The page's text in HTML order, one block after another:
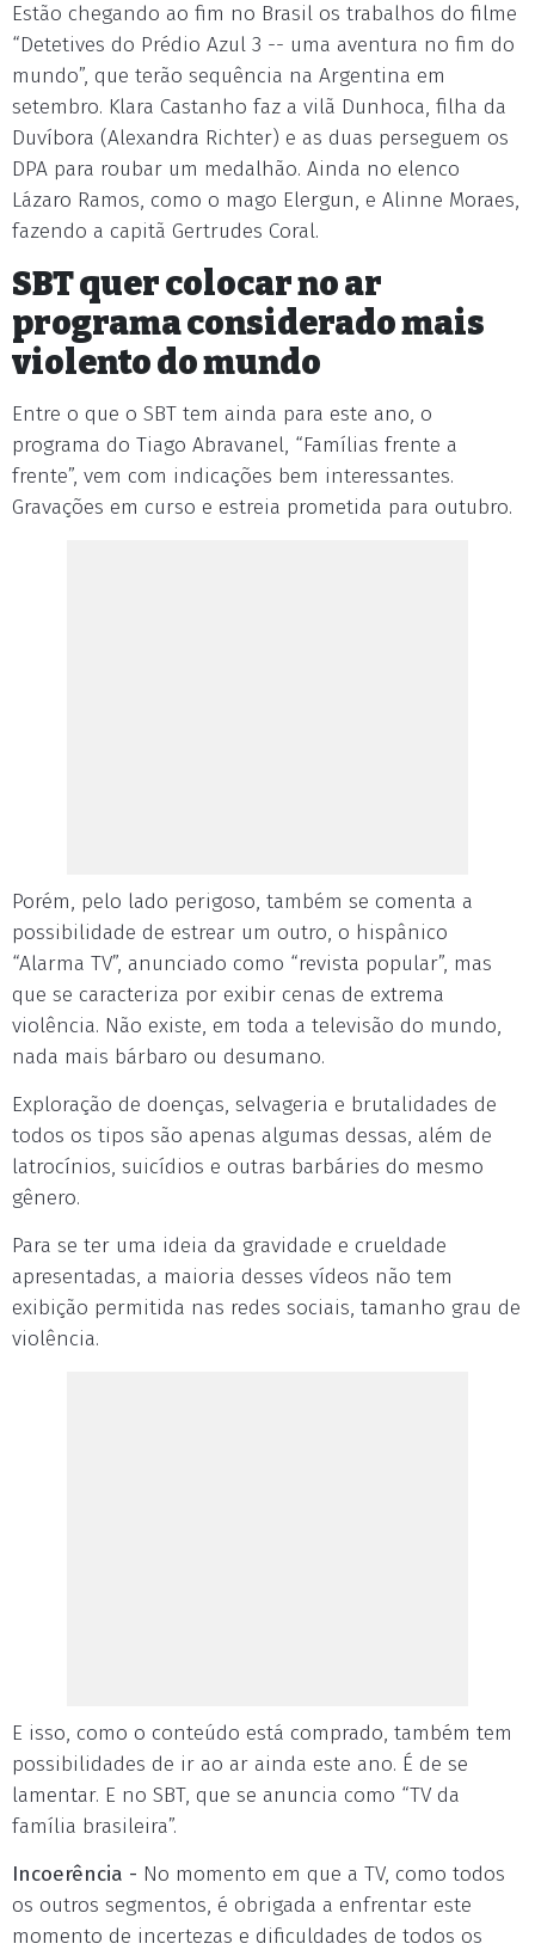
Estão chegando ao fim no Brasil os trabalhos do filme
“Detetives do Prédio Azul 3 -- uma aventura no fim do
mundo”, que terão sequência na Argentina em
setembro. Klara Castanho faz a vilã Dunhoca, filha da
Duvíbora (Alexandra Richter) e as duas perseguem os
DPA para roubar um medalhão. Ainda no elenco
Lázaro Ramos, como o mago Elergun, e Alinne Moraes,
fazendo a capitã Gertrudes Coral.
SBT quer colocar no ar
programa considerado mais
violento do mundo
Entre o que o SBT tem ainda para este ano, o
programa do Tiago Abravanel, “Famílias frente a
frente”, vem com indicações bem interessantes.
Gravações em curso e estreia prometida para outubro.
Porém, pelo lado perigoso, também se comenta a
possibilidade de estrear um outro, o hispânico
“Alarma TV”, anunciado como “revista popular”, mas
que se caracteriza por exibir cenas de extrema
violência. Não existe, em toda a televisão do mundo,
nada mais bárbaro ou desumano.
Exploração de doenças, selvageria e brutalidades de
todos os tipos são apenas algumas dessas, além de
latrocínios, suicídios e outras barbáries do mesmo
gênero.
Para se ter uma ideia da gravidade e crueldade
apresentadas, a maioria desses vídeos não tem
exibição permitida nas redes sociais, tamanho grau de
violência.
E isso, como o conteúdo está comprado, também tem
possibilidades de ir ao ar ainda este ano. É de se
lamentar. E no SBT, que se anuncia como “TV da
família brasileira”.
Incoerência - No momento em que a TV, como todos
os outros segmentos, é obrigada a enfrentar este
momento de incertezas e dificuldades de todos os